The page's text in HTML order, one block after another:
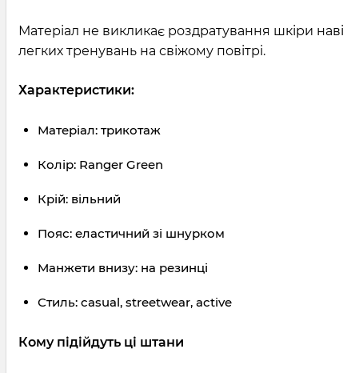
Матеріал не викликає роздратування шкіри
легких тренувань на свіжому повітрі.
Характеристики:
Матеріал: трикотаж
Колір: Ranger Green
Крій: вільний
Пояс: еластичний зі шнурком
Манжети внизу: на резинці
Стиль: casual, streetwear, active
Кому підійдуть ці штани